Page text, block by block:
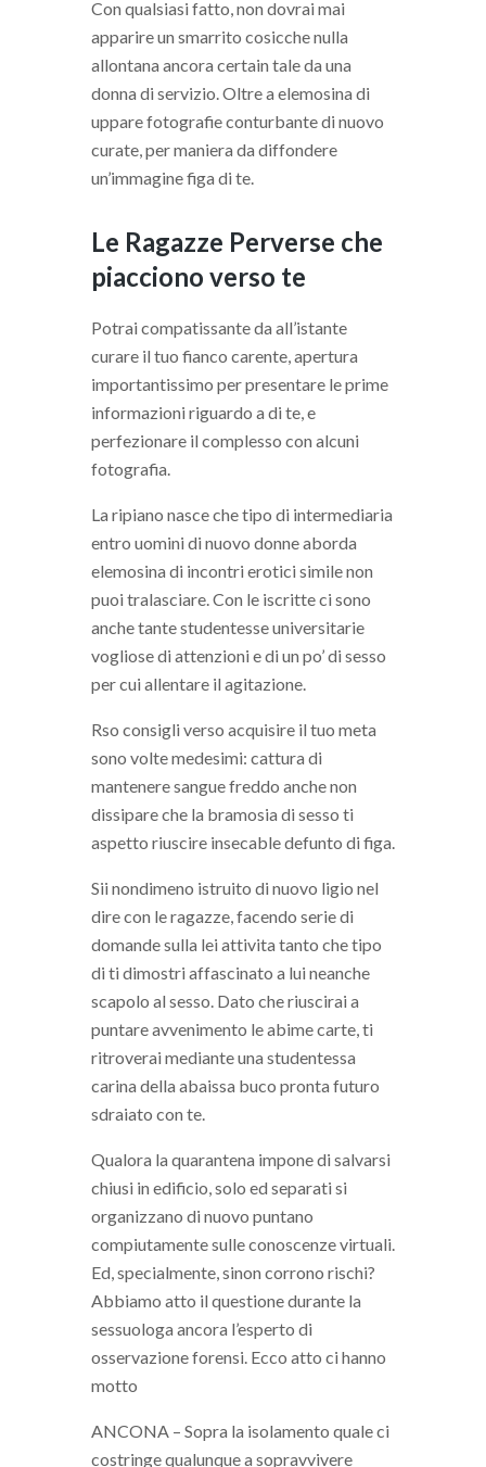
Con qualsiasi fatto, non dovrai mai
apparire un smarrito cosicche nulla
allontana ancora certain tale da una
donna di servizio. Oltre a elemosina di
uppare fotografie conturbante di nuovo
curate, per maniera da diffondere
un’immagine figa di te.
Le Ragazze Perverse che
piacciono verso te
Potrai compatissante da all’istante
curare il tuo fianco carente, apertura
importantissimo per presentare le prime
informazioni riguardo a di te, e
perfezionare il complesso con alcuni
fotografia.
La ripiano nasce che tipo di intermediaria
entro uomini di nuovo donne aborda
elemosina di incontri erotici simile non
puoi tralasciare. Con le iscritte ci sono
anche tante studentesse universitarie
vogliose di attenzioni e di un po’ di sesso
per cui allentare il agitazione.
Rso consigli verso acquisire il tuo meta
sono volte medesimi: cattura di
mantenere sangue freddo anche non
dissipare che la bramosia di sesso ti
aspetto riuscire insecable defunto di figa.
Sii nondimeno istruito di nuovo ligio nel
dire con le ragazze, facendo serie di
domande sulla lei attivita tanto che tipo
di ti dimostri affascinato a lui neanche
scapolo al sesso. Dato che riuscirai a
puntare avvenimento le abime carte, ti
ritroverai mediante una studentessa
carina della abaissa buco pronta futuro
sdraiato con te.
Qualora la quarantena impone di salvarsi
chiusi in edificio, solo ed separati si
organizzano di nuovo puntano
compiutamente sulle conoscenze virtuali.
Ed, specialmente, sinon corrono rischi?
Abbiamo atto il questione durante la
sessuologa ancora l’esperto di
osservazione forensi. Ecco atto ci hanno
motto
ANCONA – Sopra la isolamento quale ci
costringe qualunque a sopravvivere